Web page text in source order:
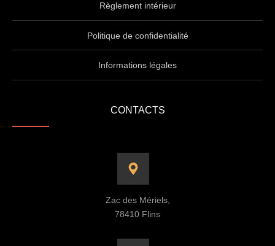
Règlement intérieur
Politique de confidentialité
Informations légales
CONTACTS
Zac des Mériels,
78410 Flins